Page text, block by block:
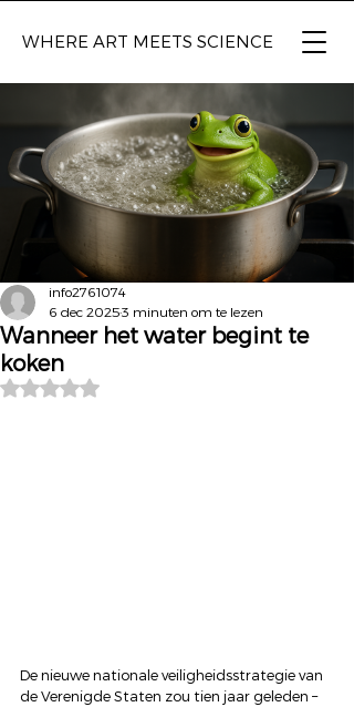
WHERE ART MEETS SCIENCE
Wanneer het water begint te
koken
info2761074
6 dec 20253 minuten om te lezen
Beoordeeld met NaN uit 5 sterren.
De nieuwe nationale veiligheidsstrategie van
de Verenigde Staten zou tien jaar geleden –